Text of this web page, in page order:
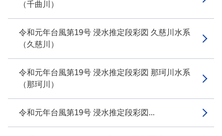
（千曲川）
令和元年台風第19号 浸水推定段彩図 久慈川水系
（久慈川）
令和元年台風第19号 浸水推定段彩図 那珂川水系
（那珂川）
令和元年台風第19号 浸水推定段彩図...